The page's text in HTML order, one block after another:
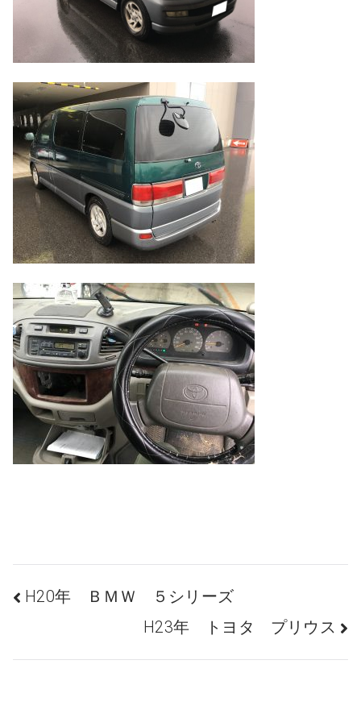
投
稿
H20年 ＢＭＷ ５シリーズ
H23年 トヨタ プリウス